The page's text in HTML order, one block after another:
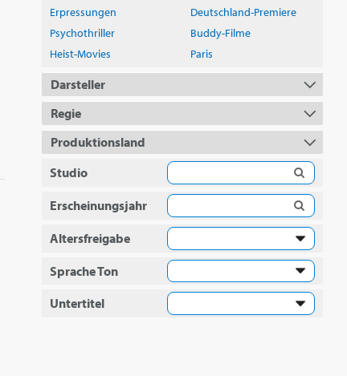
Erpressungen
Deutschland-Premiere
Psychothriller
Buddy-Filme
Heist-Movies
Paris
Darsteller
Regie
Produktionsland
Studio
Erscheinungsjahr
Altersfreigabe
Sprache Ton
Untertitel